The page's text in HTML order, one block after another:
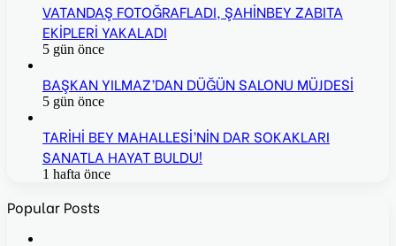
VATANDAŞ FOTOĞRAFLADI, ŞAHİNBEY ZABITA
EKİPLERİ YAKALADI
5 gün önce
BAŞKAN YILMAZ’DAN DÜĞÜN SALONU MÜJDESİ
5 gün önce
TARİHİ BEY MAHALLESİ’NİN DAR SOKAKLARI
SANATLA HAYAT BULDU!
1 hafta önce
Popular Posts